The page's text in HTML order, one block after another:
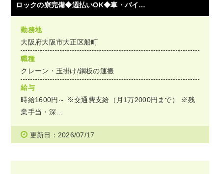
ロックの寮完備◆週払いOK◆車・バイ…
勤務地
大阪府大阪市大正区船町
職種
クレーン・玉掛け/鋼板の運搬
給与
時給1600円～ ※交通費支給（月1万2000円まで） ※残
業手当・深…
更新日：2026/07/17